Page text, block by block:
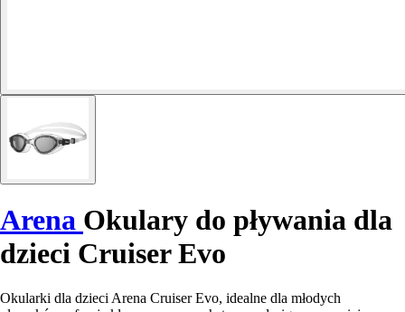
Arena Okulary do pływania dla
dzieci Cruiser Evo
Okularki dla dzieci Arena Cruiser Evo, idealne dla młodych